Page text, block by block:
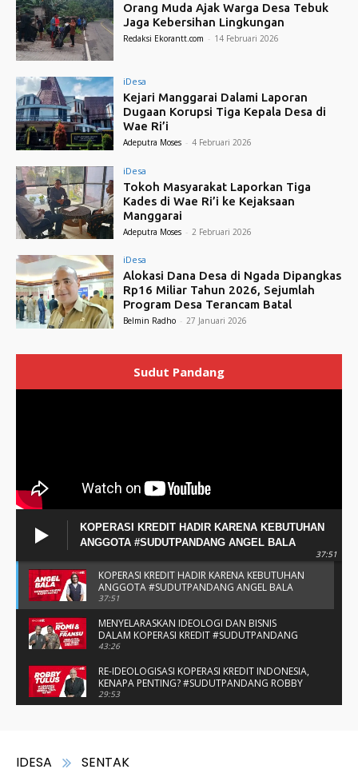
Orang Muda Ajak Warga Desa Tebuk
Jaga Kebersihan Lingkungan
Redaksi Ekorantt.com - 14 Februari 2026
iDesa
Kejari Manggarai Dalami Laporan
Dugaan Korupsi Tiga Kepala Desa di
Wae Ri’i
Adeputra Moses - 4 Februari 2026
iDesa
Tokoh Masyarakat Laporkan Tiga
Kades di Wae Ri’i ke Kejaksaan
Manggarai
Adeputra Moses - 2 Februari 2026
iDesa
Alokasi Dana Desa di Ngada Dipangkas
Rp16 Miliar Tahun 2026, Sejumlah
Program Desa Terancam Batal
Belmin Radho - 27 Januari 2026
Sudut Pandang
KOPERASI KREDIT HADIR KARENA KEBUTUHAN
ANGGOTA #SUDUTPANDANG ANGEL BALA
37:51
KOPERASI KREDIT HADIR KARENA KEBUTUHAN
ANGGOTA #SUDUTPANDANG ANGEL BALA
37:51
MENYELARASKAN IDEOLOGI DAN BISNIS
DALAM KOPERASI KREDIT #SUDUTPANDANG
BAPAK ROMI & BAPAK FRANSU
43:26
RE-IDEOLOGISASI KOPERASI KREDIT INDONESIA,
KENAPA PENTING? #SUDUTPANDANG ROBBY
TULUS
29:53
SPIRIT SAHABAT DAN SAUDARA SMP KATOLIK